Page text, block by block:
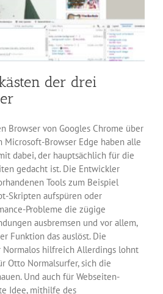
der drei
Browser von Googles Chrome über
Microsoft-Browser Edge haben alle
dabei, der hauptsächlich für die
gedacht ist. Die Entwickler
Tools zum Beispiel
Skripten aufspüren oder
Probleme die zügige
ausbremsen und vor allem,
Funktion das auslöst. Die
Normalos hilfreich Allerdings lohnt
Otto Normalsurfer, sich die
Und auch für Webseiten-
Idee, mithilfe des